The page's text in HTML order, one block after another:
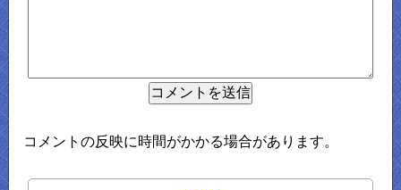
コメントの反映に時間がかかる場合があります。